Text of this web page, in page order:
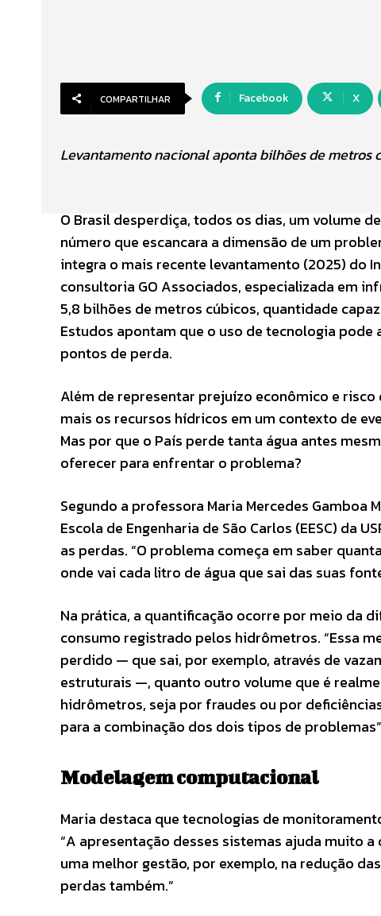
COMPARTILHAR Facebook X
Levantamento nacional aponta bilhões de metros
O Brasil desperdiça, todos os dias, um volume
número que escancara a dimensão de um
integra o mais recente levantamento (2025) do
consultoria GO Associados, especializada em
5,8 bilhões de metros cúbicos, quantidade
Estudos apontam que o uso de tecnologia
pontos de perda.
Além de representar prejuízo econômico e
mais os recursos hídricos em um contexto de
Mas por que o País perde tanta água antes
oferecer para enfrentar o problema?
Segundo a professora Maria Mercedes Gamboa
Escola de Engenharia de São Carlos (EESC) da
as perdas. “O problema começa em saber
onde vai cada litro de água que sai das suas
Na prática, a quantificação ocorre por meio da
consumo registrado pelos hidrômetros. “Essa
perdido — que sai, por exemplo, através de
estruturais —, quanto outro volume que é
hidrômetros, seja por fraudes ou por
para a combinação dos dois tipos de
Modelagem computacional
Maria destaca que tecnologias de
“A apresentação desses sistemas ajuda muito
uma melhor gestão, por exemplo, na redução
perdas também.”